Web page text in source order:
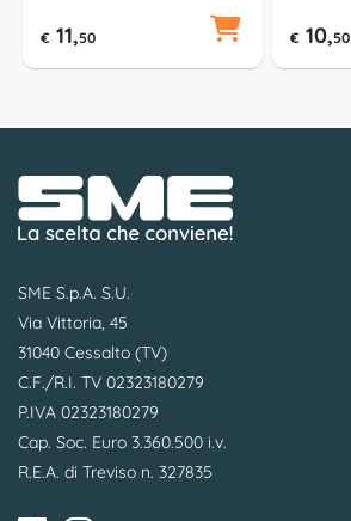
€ 11,50 € 10,50
SME S.p.A. S.U.
Via Vittoria, 45
31040 Cessalto (TV)
C.F./R.I. TV 02323180279
P.IVA 02323180279
Cap. Soc. Euro 3.360.500 i.v.
R.E.A. di Treviso n. 327835